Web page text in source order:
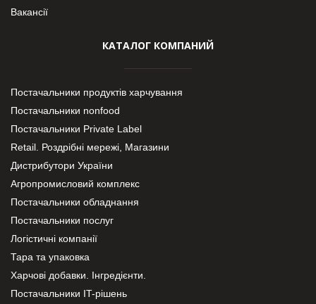
Вакансії
КАТАЛОГ КОМПАНИЙ
Постачальники продуктів харчування
Постачальники nonfood
Постачальники Private Label
Retail. Роздрібні мережі, Магазини
Дистрибутори України
Агропромисловий комплекс
Постачальники обладнання
Постачальники послуг
Логістичні компанії
Тара та упаковка
Харчові добавки. Інгредієнти.
Постачальники IT-рішень